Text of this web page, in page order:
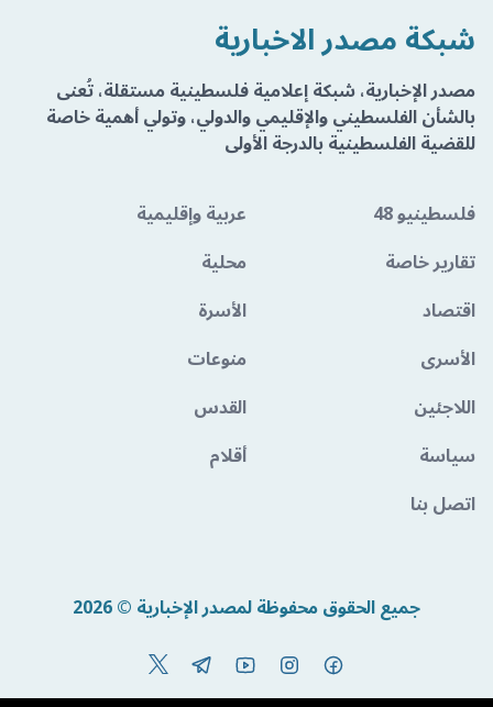
شبكة مصدر الاخبارية
مصدر الإخبارية، شبكة إعلامية فلسطينية مستقلة، تُعنى
بالشأن الفلسطيني والإقليمي والدولي، وتولي أهمية خاصة
للقضية الفلسطينية بالدرجة الأولى
فلسطينيو 48
عربية وإقليمية
تقارير خاصة
محلية
اقتصاد
الأسرة
الأسرى
منوعات
اللاجئين
القدس
سياسة
أقلام
اتصل بنا
جميع الحقوق محفوظة لمصدر الإخبارية © 2026